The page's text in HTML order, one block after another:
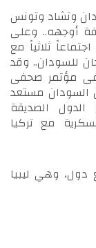
وتشاد وتونس
أوجهه.. وعلى
ثلاثياً مع
للسودان.. وقد
فى مؤتمر صحفى
السودان مستعد
الصديقة
مع تركيا
دول، وهي ليبيا